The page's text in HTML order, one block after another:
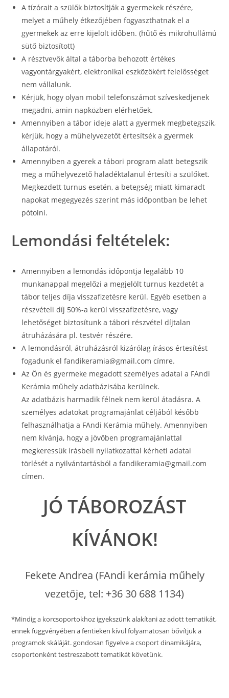
A tízórait a szülők biztosítják a gyermekek részére,
melyet a műhely étkezőjében fogyaszthatnak el a
gyermekek az erre kijelölt időben. (hűtő és mikrohullámú
sütő biztosított)
A résztvevők által a táborba behozott értékes
vagyontárgyakért, elektronikai eszközökért felelősséget
nem vállalunk.
Kérjük, hogy olyan mobil telefonszámot szíveskedjenek
megadni, amin napközben elérhetőek.
Amennyiben a tábor ideje alatt a gyermek megbetegszik,
kérjük, hogy a műhelyvezetőt értesítsék a gyermek
állapotáról.
Amennyiben a gyerek a tábori program alatt betegszik
meg a műhelyvezető haladéktalanul értesíti a szülőket.
Megkezdett turnus esetén, a betegség miatt kimaradt
napokat megegyezés szerint más időpontban be lehet
pótolni.
Lemondási feltételek:
Amennyiben a lemondás időpontja legalább 10
munkanappal megelőzi a megjelölt turnus kezdetét a
tábor teljes díja visszafizetésre kerül. Egyéb esetben a
részvételi díj 50%-a kerül visszafizetésre, vagy
lehetőséget biztosítunk a tábori részvétel díjtalan
átruházására pl. testvér részére.
A lemondásról, átruházásról kizárólag írásos értesítést
fogadunk el fandikeramia@gmail.com címre.
Az Ön és gyermeke megadott személyes adatai a FAndi
Kerámia műhely adatbázisába kerülnek.
Az adatbázis harmadik félnek nem kerül átadásra. A
személyes adatokat programajánlat céljából később
felhasználhatja a FAndi Kerámia műhely. Amennyiben
nem kívánja, hogy a jövőben programajánlattal
megkeressük írásbeli nyilatkozattal kérheti adatai
törlését a nyilvántartásból a fandikeramia@gmail.com
címen.
JÓ TÁBOROZÁST
KÍVÁNOK!
Fekete Andrea (FAndi kerámia műhely
vezetője, tel: +36 30 688 1134)
*Mindig a korcsoportokhoz igyekszünk alakítani az adott tematikát,
ennek függvényében a fentieken kívül folyamatosan bővítjük a
programok skáláját. gondosan figyelve a csoport dinamikájára,
csoportonként testreszabott tematikát követünk.